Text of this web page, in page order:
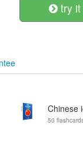
try
Chinese
50